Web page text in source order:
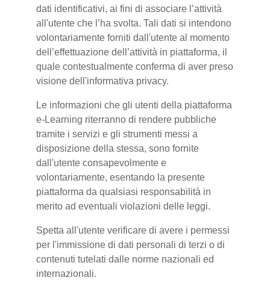
dati identificativi, ai fini di associare l’attività
all'utente che l’ha svolta. Tali dati si intendono
volontariamente forniti dall'utente al momento
dell’effettuazione dell’attività in piattaforma, il
quale contestualmente conferma di aver preso
visione dell'informativa privacy.
Le informazioni che gli utenti della piattaforma
e-Learning riterranno di rendere pubbliche
tramite i servizi e gli strumenti messi a
disposizione della stessa, sono fornite
dall'utente consapevolmente e
volontariamente, esentando la presente
piattaforma da qualsiasi responsabilità in
merito ad eventuali violazioni delle leggi.
Spetta all'utente verificare di avere i permessi
per l'immissione di dati personali di terzi o di
contenuti tutelati dalle norme nazionali ed
internazionali.